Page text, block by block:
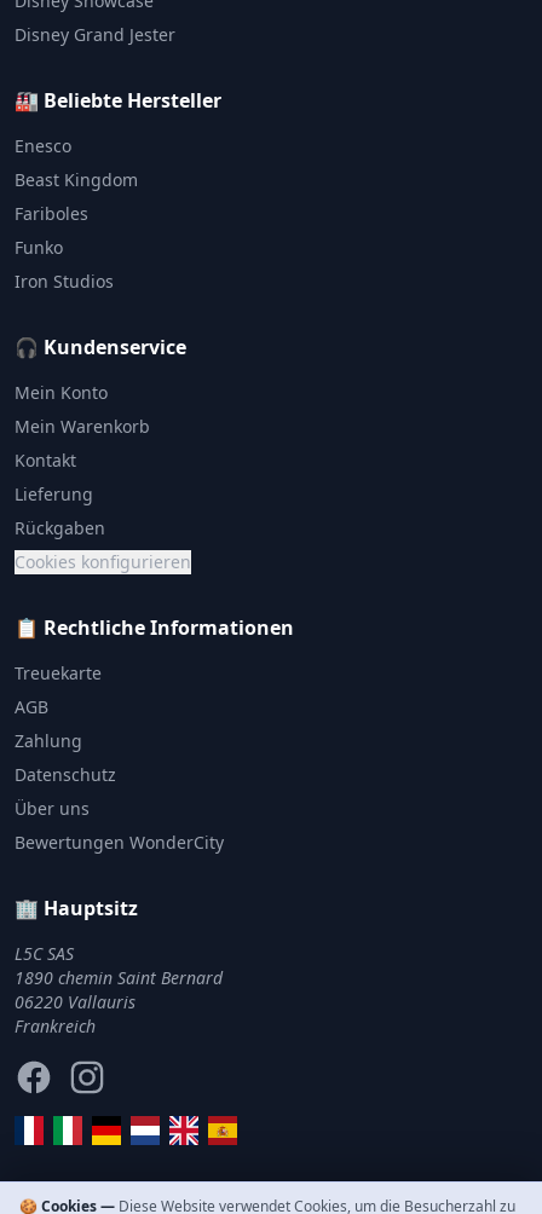
Disney Grand Jester
🏭 Beliebte Hersteller
Enesco
Beast Kingdom
Fariboles
Funko
Iron Studios
🎧 Kundenservice
Mein Konto
Mein Warenkorb
Kontakt
Lieferung
Rückgaben
Cookies konfigurieren
📋 Rechtliche Informationen
Treuekarte
AGB
Zahlung
Datenschutz
Über uns
Bewertungen WonderCity
🏢 Hauptsitz
L5C SAS
1890 chemin Saint Bernard
06220 Vallauris
Frankreich
FacebookInstagram
🍪 Cookies — Diese Website verwendet Cookies, um die Besucherzahl zu